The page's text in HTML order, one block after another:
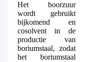
Het boorzuur
wordt gebruikt
bijkomend en
cosolvent in de
productie van
boriumstaal, zodat
het boriumstaal